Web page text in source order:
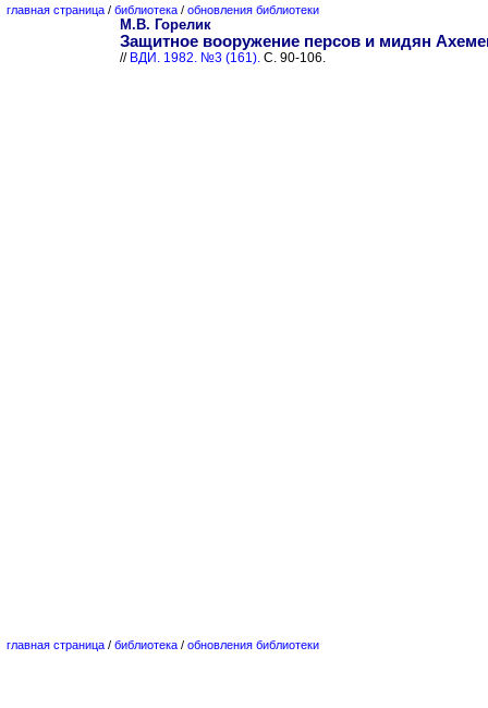
главная страница / библиотека / обновления библиотеки
М.В. Горелик
Защитное вооружение персов и мидян
// ВДИ. 1982. №3 (161). С. 90-106.
главная страница / библиотека / обновления библиотеки